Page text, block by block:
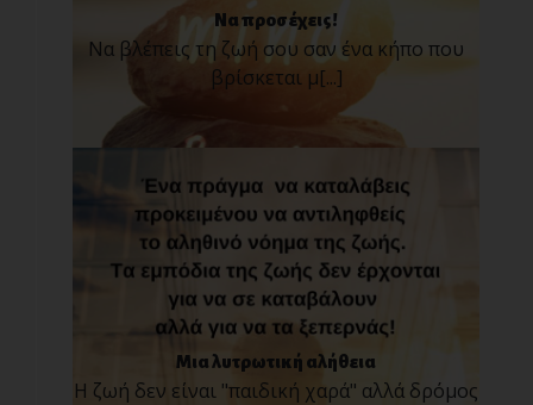
Να προσέχεις!
Να βλέπεις τη ζωή σου σαν ένα κήπο που
βρίσκεται μ[...]
Μια λυτρωτική αλήθεια
Η ζωή δεν είναι "παιδική χαρά" αλλά δρόμος